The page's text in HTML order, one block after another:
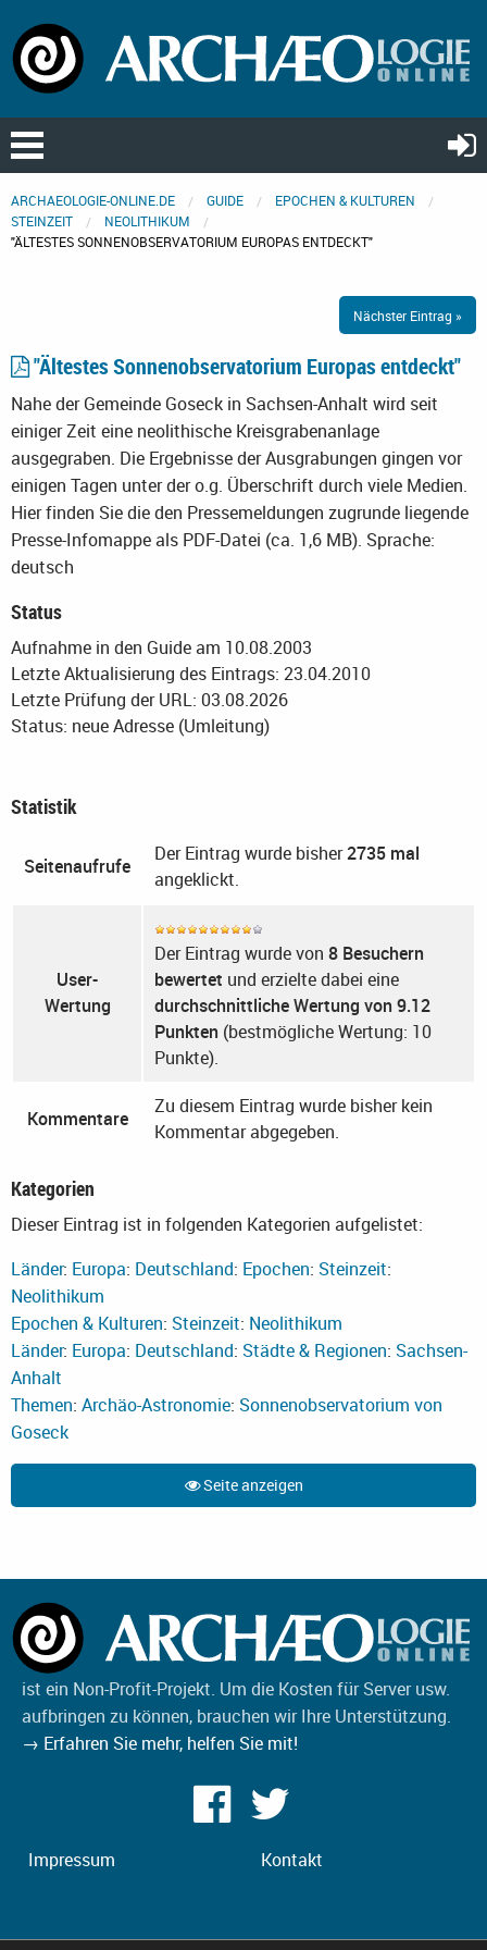
ARCHAEOLOGIE-ONLINE.DE GUIDE
EPOCHEN & KULTUREN
STEINZEIT
NEOLITHIKUM
"ÄLTESTES SONNENOBSERVATORIUM EUROPAS ENTDECKT"
Nächster Eintrag »
"Ältestes Sonnenobservatorium Europas entdeckt"
Nahe der Gemeinde Goseck in Sachsen-Anhalt wird seit
einiger Zeit eine neolithische Kreisgrabenanlage
ausgegraben. Die Ergebnisse der Ausgrabungen gingen vor
einigen Tagen unter der o.g. Überschrift durch viele Medien.
Hier finden Sie die den Pressemeldungen zugrunde liegende
Presse-Infomappe als PDF-Datei (ca. 1,6 MB). Sprache:
deutsch
Status
Aufnahme in den Guide am 10.08.2003
Letzte Aktualisierung des Eintrags: 23.04.2010
Letzte Prüfung der URL: 03.08.2026
Status: neue Adresse (Umleitung)
Statistik
Seitenaufrufe
Der Eintrag wurde bisher2735 mal
angeklickt.
User-
Wertung
Der Eintrag wurde von 8 Besuchern
bewertet und erzielte dabei eine
durchschnittliche Wertung von 9.12
Punkten (bestmögliche Wertung: 10
Punkte).
Kommentare
Zu diesem Eintrag wurde bisher kein
Kommentar abgegeben.
Kategorien
Dieser Eintrag ist in folgenden Kategorien aufgelistet:
Länder: Europa: Deutschland: Epochen: Steinzeit:
Neolithikum
Epochen & Kulturen: Steinzeit: Neolithikum
Länder: Europa: Deutschland: Städte & Regionen: Sachsen-
Anhalt
Themen: Archäo-Astronomie: Sonnenobservatorium von
Goseck
Seite anzeigen
ist ein Non-Profit-Projekt. Um die Kosten für Server usw.
aufbringen zu können, brauchen wir Ihre Unterstützung.
→ Erfahren Sie mehr, helfen Sie mit!
Impressum Kontakt